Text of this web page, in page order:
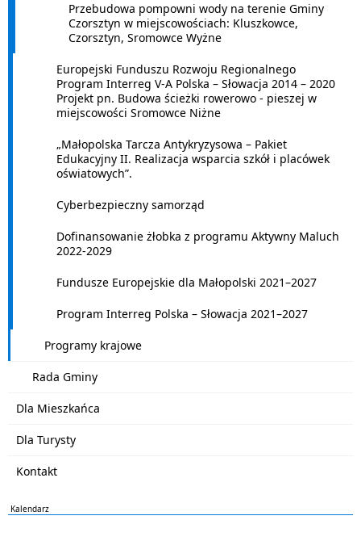
Przebudowa pompowni wody na terenie Gminy
Czorsztyn w miejscowościach: Kluszkowce,
Czorsztyn, Sromowce Wyżne
Europejski Funduszu Rozwoju Regionalnego
Program Interreg V-A Polska – Słowacja 2014 – 2020
Projekt pn. Budowa ścieżki rowerowo - pieszej w
miejscowości Sromowce Niżne
„Małopolska Tarcza Antykryzysowa – Pakiet
Edukacyjny II. Realizacja wsparcia szkół i placówek
oświatowych”.
Cyberbezpieczny samorząd
Dofinansowanie żłobka z programu Aktywny Maluch
2022-2029
Fundusze Europejskie dla Małopolski 2021–2027
Program Interreg Polska – Słowacja 2021–2027
Programy krajowe
Rada Gminy
Dla Mieszkańca
Dla Turysty
Kontakt
Kalendarz